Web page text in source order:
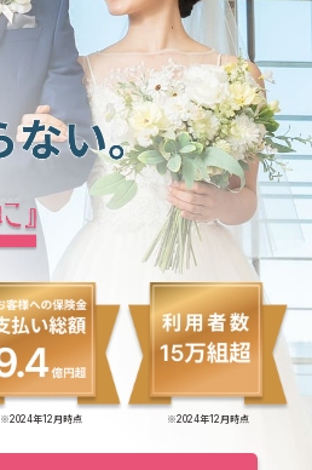
※2024年12月時点 ※2024年12月時点